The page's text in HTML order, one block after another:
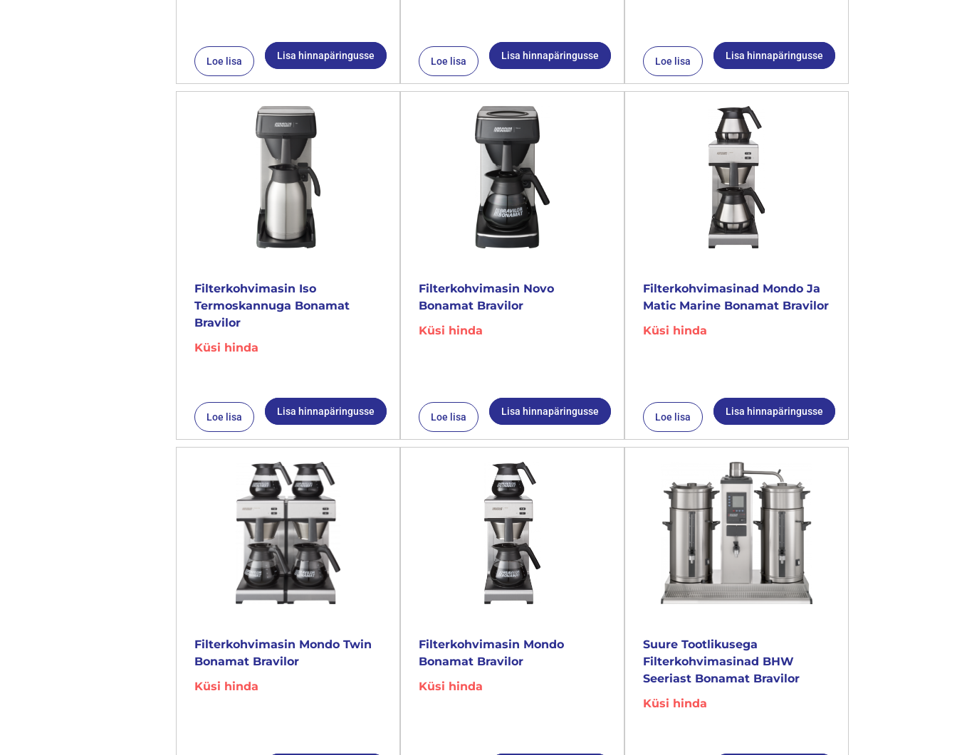
Loe lisa Lisa hinnapäringusse Loe lisa Lisa hinnapäringusse Loe lisa Lisa hinnapäringusse
Filterkohvimasin Iso
Termoskannuga Bonamat
Bravilor
Küsi hinda
Loe lisa Lisa hinnapäringusse
Filterkohvimasin Novo
Bonamat Bravilor
Küsi hinda
Loe lisa Lisa hinnapäringusse
Filterkohvimasinad Mondo Ja
Matic Marine Bonamat Bravilor
Küsi hinda
Loe lisa Lisa hinnapäringusse
Filterkohvimasin Mondo Twin
Bonamat Bravilor
Küsi hinda
Filterkohvimasin Mondo
Bonamat Bravilor
Küsi hinda
Suure Tootlikusega
Filterkohvimasinad BHW
Seeriast Bonamat Bravilor
Küsi hinda